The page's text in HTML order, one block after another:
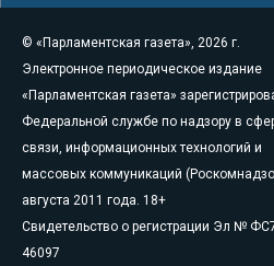
© «Парламентская газета», 2026 г.
Электронное периодическое издание
«Парламентская газета»
Федеральной службе по надзору в
связи, информационных технологий и
массовых коммуникаций
августа 2011 года. 18+
Свидетельство о регистрации Эл №
46097